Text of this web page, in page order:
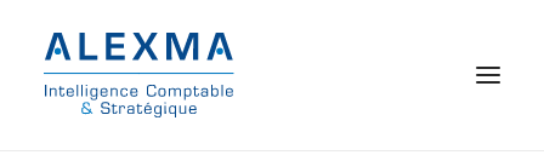
© 2021 Alexma